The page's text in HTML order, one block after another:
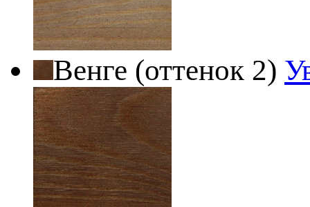
Венге (оттенок 2)